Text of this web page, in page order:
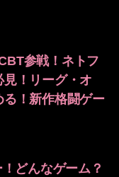
参戦！ネトフ
見！リーグ・オ
！新作格闘ゲー
どんなゲーム？